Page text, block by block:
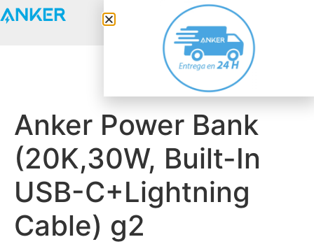
Anker Power Bank
(20K,30W, Built-In
USB-C+Lightning
Cable) g2